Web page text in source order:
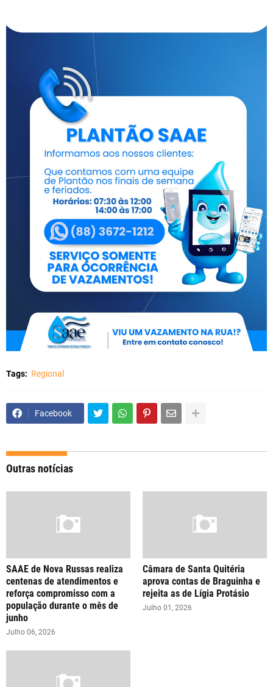
Tags: Regional
Facebook
Outras notícias
SAAE de Nova Russas realiza
centenas de atendimentos e
reforça compromisso com a
população durante o mês de
junho
Julho 06, 2026
Câmara de Santa Quitéria
aprova contas de Braguinha e
rejeita as de Lígia Protásio
Julho 01, 2026